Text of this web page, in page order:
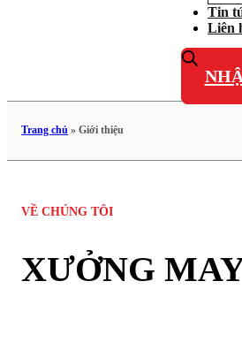
Tin
Liên
Trang chủ » Giới thiệu
VỀ CHÚNG TÔI
XƯỞNG